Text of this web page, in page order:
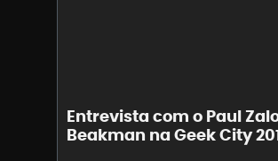
Entrevista com o Paul
Beakman na Geek City